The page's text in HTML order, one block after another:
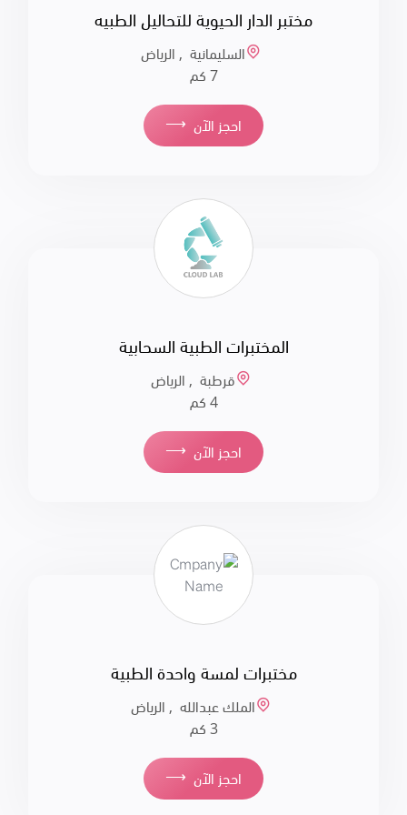
مختبر الدار الحيوية للتحاليل الطبيه
السليمانية , الرياض
7 كم
⟶ احجز الآن
المختبرات الطبية السحابية
قرطبة , الرياض
4 كم
⟶ احجز الآن
مختبرات لمسة واحدة الطبية
الملك عبدالله , الرياض
3 كم
⟶ احجز الآن